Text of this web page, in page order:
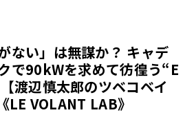
ない」は無謀か？ キャデ
で90kWを求めて彷徨う“E
渡辺慎太郎のツベコベイ
LE VOLANT LAB》